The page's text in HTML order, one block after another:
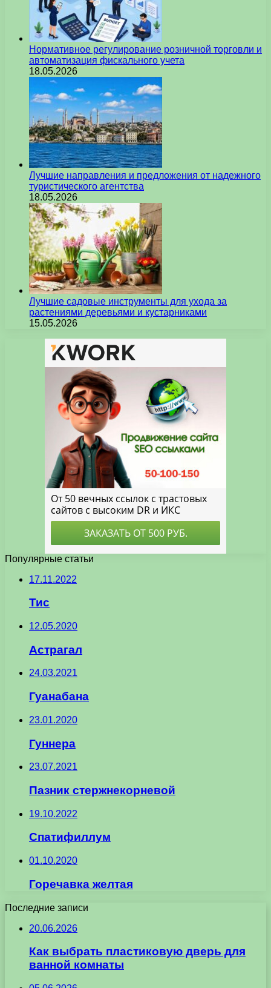
Нормативное регулирование розничной торговли и
автоматизация фискального учета
18.05.2026
Лучшие направления и предложения от надежного
туристического агентства
18.05.2026
Лучшие садовые инструменты для ухода за
растениями деревьями и кустарниками
15.05.2026
Популярные статьи
17.11.2022
Тис
12.05.2020
Астрагал
24.03.2021
Гуанабана
23.01.2020
Гуннера
23.07.2021
Пазник стержнекорневой
19.10.2022
Спатифиллум
01.10.2020
Горечавка желтая
Последние записи
20.06.2026
Как выбрать пластиковую дверь для
ванной комнаты